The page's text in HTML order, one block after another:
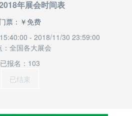
年展会时间表
门票：￥免费
- 2018/11/30 23:59:00
：全国各大展会
已报名：103
已结束